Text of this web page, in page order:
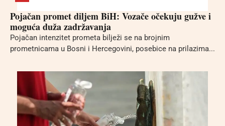
Pojačan promet diljem BiH: Vozače očekuju gužve i
moguća duža zadržavanja
Pojačan intenzitet prometa bilježi se na brojnim
prometnicama u Bosni i Hercegovini, posebice na prilazima...